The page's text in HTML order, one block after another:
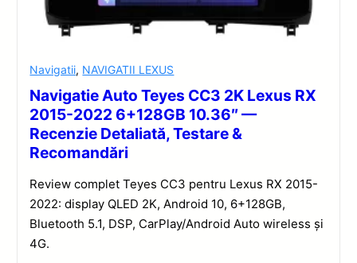
Navigatii, NAVIGATII LEXUS
Navigatie Auto Teyes CC3 2K Lexus RX
2015-2022 6+128GB 10.36″ —
Recenzie Detaliată, Testare &
Recomandări
Review complet Teyes CC3 pentru Lexus RX 2015-
2022: display QLED 2K, Android 10, 6+128GB,
Bluetooth 5.1, DSP, CarPlay/Android Auto wireless și
4G.